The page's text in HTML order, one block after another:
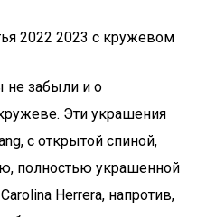
2022 2023 с кружевом
не забыли и о
Эти украшения
с открытой спиной,
полностью украшенной
Herrera, напротив,